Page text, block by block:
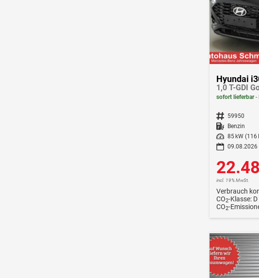
Hyundai
1,0 T-GDI
sofort lieferbar
Fahrzeugnr. 59950
Kraftstoff Benzin
Leistung
85 kW (116
09.08.2026
incl. 19% MwSt.
Verbrauch
CO2-Klasse: D
CO2-